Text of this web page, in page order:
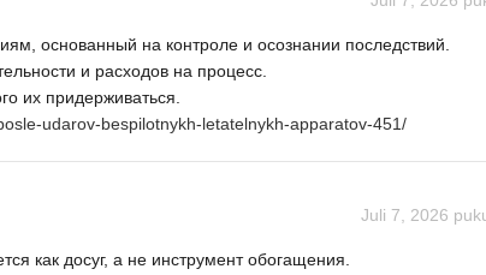
основанный на контроле и осознании последствий.
и расходов на процесс.
их придерживаться.
udarov-bespilotnykh-letatelnykh-apparatov-451/
Juli 7, 2026
как досуг, а не инструмент обогащения.